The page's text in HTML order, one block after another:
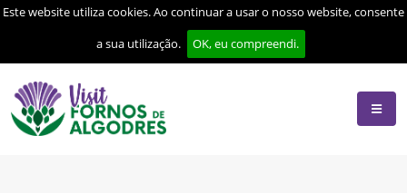
Este website utiliza cookies. Ao continuar a usar o nosso website, consente
a sua utilização.
OK, eu compreendi.